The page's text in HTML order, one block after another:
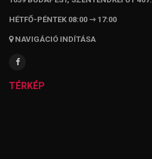
HÉTFŐ-PÉNTEK 08:00 ⇾ 17:00
NAVIGÁCIÓ INDÍTÁSA
TÉRKÉP